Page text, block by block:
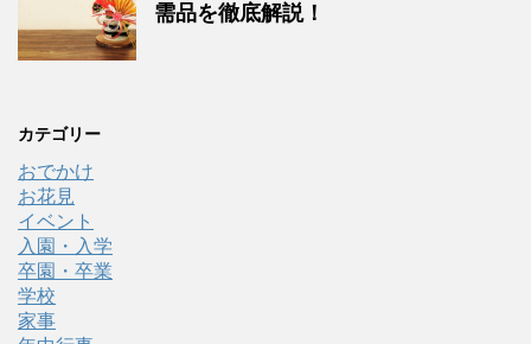
需品を徹底解説！
カテゴリー
おでかけ
お花見
イベント
入園・入学
卒園・卒業
学校
家事